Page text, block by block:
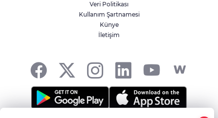
Filistin Konvoyuna Coşkulu Karşılama
Veri Politikası
Kullanım Şartnamesi
Künye
İletişim